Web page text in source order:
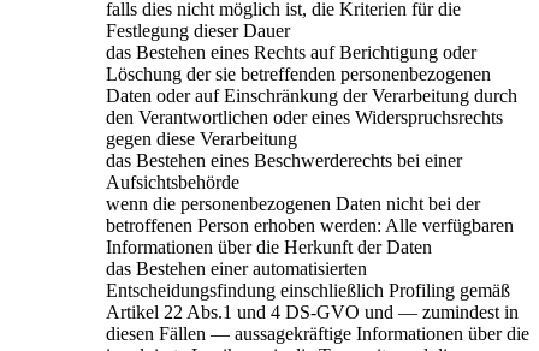
falls dies nicht möglich ist, die Kriterien für die
Festlegung dieser Dauer
das Bestehen eines Rechts auf Berichtigung oder
Löschung der sie betreffenden personenbezogenen
Daten oder auf Einschränkung der Verarbeitung durch
den Verantwortlichen oder eines Widerspruchsrechts
gegen diese Verarbeitung
das Bestehen eines Beschwerderechts bei einer
Aufsichtsbehörde
wenn die personenbezogenen Daten nicht bei der
betroffenen Person erhoben werden: Alle verfügbaren
Informationen über die Herkunft der Daten
das Bestehen einer automatisierten
Entscheidungsfindung einschließlich Profiling gemäß
Artikel 22 Abs.1 und 4 DS-GVO und — zumindest in
diesen Fällen — aussagekräftige Informationen über die